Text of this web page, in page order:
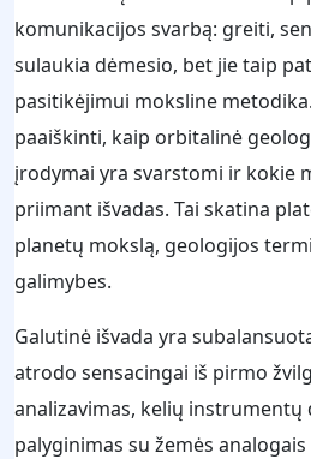
komunikacijos svarbą: greiti,
sulaukia dėmesio, bet jie taip
pasitikėjimui moksline
paaiškinti, kaip orbitalinė
įrodymai yra svarstomi ir kokie
priimant išvadas. Tai skatina
planetų mokslą, geologijos
galimybes.
Galutinė išvada yra
atrodo sensacingai iš pirmo
analizavimas, kelių instrumentų
palyginimas su žemės